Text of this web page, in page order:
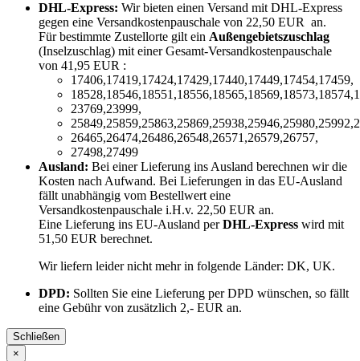
DHL-Express: Wir bieten einen Versand mit DHL-Express
gegen eine Versandkostenpauschale von 22,50 EUR an.
Für bestimmte Zustellorte gilt ein Außengebietszuschlag
(Inselzuschlag) mit einer Gesamt-Versandkostenpauschale
von 41,95 EUR :
17406,17419,17424,17429,17440,17449,17454,17459,
23769,23999,
26465,26474,26486,26548,26571,26579,26757,
27498,27499
Ausland: Bei einer Lieferung ins Ausland berechnen wir die
Kosten nach Aufwand. Bei Lieferungen in das EU-Ausland
fällt unabhängig vom Bestellwert eine
Versandkostenpauschale i.H.v. 22,50 EUR an.
Eine Lieferung ins EU-Ausland perDHL-Express wird mit
51,50 EUR berechnet.
Wir liefern leider nicht mehr in folgende Länder: DK, UK.
DPD: Sollten Sie eine Lieferung per DPD wünschen, so fällt
eine Gebühr von zusätzlich 2,- EUR an.
Schließen
×